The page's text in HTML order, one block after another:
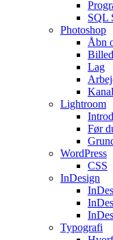
SQL
Photoshop
Åbn
Lag
Lightroom
Før
WordPress
CSS
InDesign
Typografi